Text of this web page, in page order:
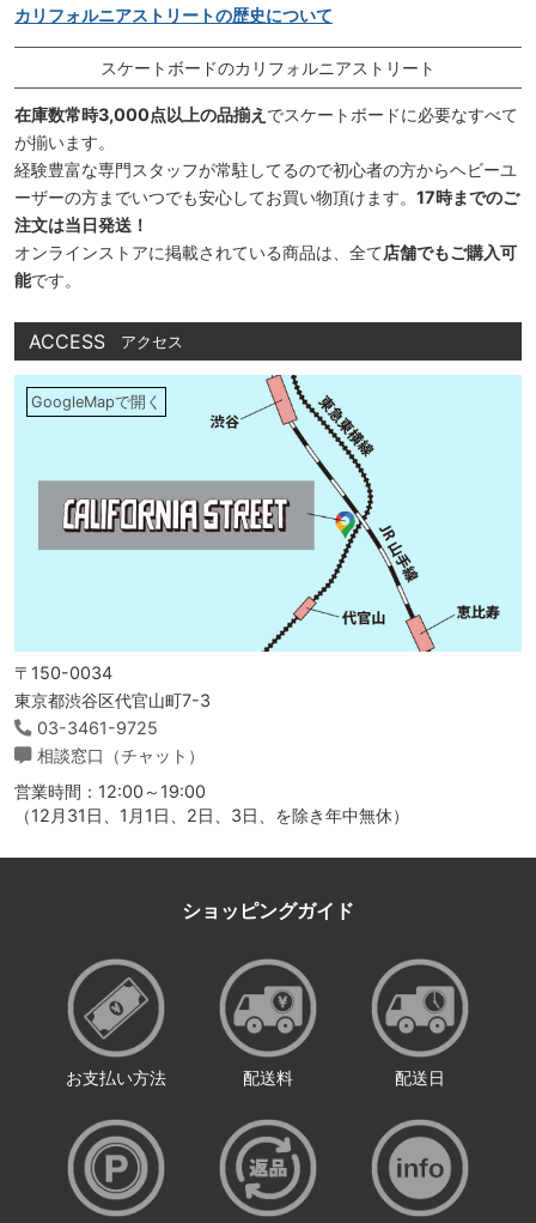
カリフォルニアストリートの歴史について
スケートボードのカリフォルニアストリート
在庫数常時3,000点以上の品揃え でスケートボードに必要なすべて
が揃います。
経験豊富な専門スタッフが常駐してるので初心者の方からヘビーユ
ーザーの方までいつでも安心してお買い物頂けます。 17時までのご
注文は当日発送！
オンラインストアに掲載されている商品は、全て店舗でもご購入可
能です。
ACCESS アクセス
GoogleMapで開く
〒150-0034
東京都渋谷区代官山町7-3
03-3461-9725
相談窓口（チャット）
営業時間：12:00～19:00
（12月31日、1月1日、2日、3日、を除き年中無休）
ショッピングガイド
お支払い方法 配送料 配送日